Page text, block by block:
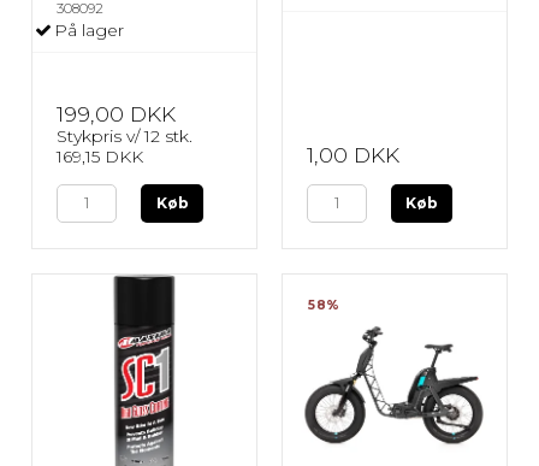
308092
På lager
199,00 DKK
Stykpris v/ 12 stk.
169,15 DKK
Køb
1,00 DKK
Køb
58%